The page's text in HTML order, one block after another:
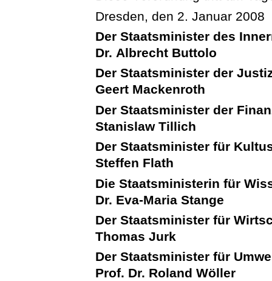
Dresden, den 2. Januar 2008
Der Staatsminister des
Dr. Albrecht Buttolo
Der Staatsminister der
Geert Mackenroth
Der Staatsminister der
Stanislaw Tillich
Der Staatsminister für
Steffen Flath
Die Staatsministerin für
Dr. Eva-Maria Stange
Der Staatsminister für
Thomas Jurk
Der Staatsminister für
Prof. Dr. Roland Wöller